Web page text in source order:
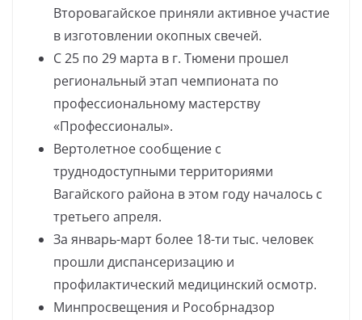
Второвагайское приняли активное участие
в изготовлении окопных свечей.
С 25 по 29 марта в г. Тюмени прошел
региональный этап чемпионата по
профессиональному мастерству
«Профессионалы».
Вертолетное сообщение с
труднодоступными территориями
Вагайского района в этом году началось с
третьего апреля.
За январь-март более 18-ти тыс. человек
прошли диспансеризацию и
профилактический медицинский осмотр.
Минпросвещения и Рособрнадзор